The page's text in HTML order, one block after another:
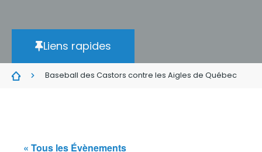
Liens rapides
Baseball des Castors contre les Aigles de Québec
« Tous les Évènements